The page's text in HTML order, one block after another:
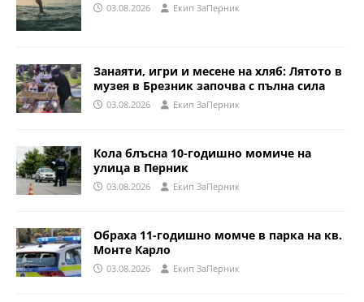
03.08.2026 Eкип ЗаПерник
Занаяти, игри и месене на хляб: Лятото в
музея в Брезник започва с пълна сила
03.08.2026 Eкип ЗаПерник
Кола блъсна 10-годишно момиче на
улица в Перник
03.08.2026 Eкип ЗаПерник
Обраха 11-годишно момче в парка на кв.
Монте Карло
03.08.2026 Eкип ЗаПерник